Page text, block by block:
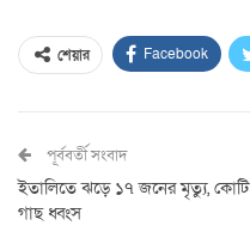
শেয়ার Facebook
পূর্ববর্তী সংবাদ
ইতালিতে ঝড়ে ১৭ জনের মৃত্যু, কোটি
গাছ ধ্বংস